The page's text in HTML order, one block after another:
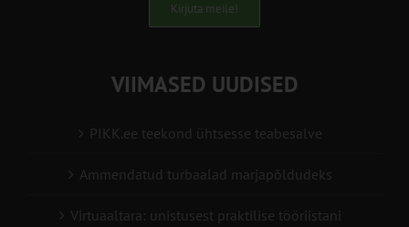
Kirjuta meile!
VIIMASED UUDISED
PIKK.ee teekond ühtsesse teabesalve
Ammendatud turbaalad marjapõldudeks
Virtuaaltara: unistusest praktilise tööriistani